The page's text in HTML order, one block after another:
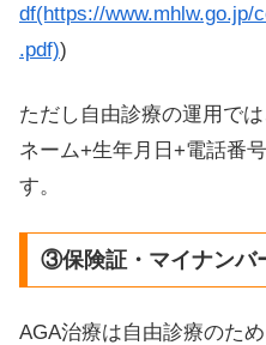
df(https://www.mhlw.go.jp/
.pdf))
ただし自由診療の運用で
ネーム+生年月日+電話番
す。
③保険証・マイナンバ
AGA治療は自由診療のた